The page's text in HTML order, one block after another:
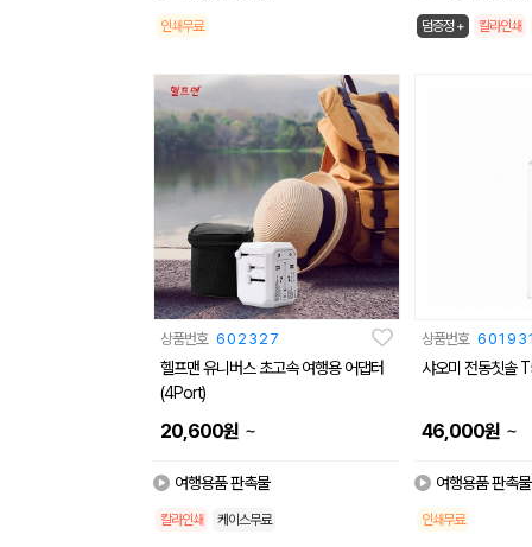
인쇄무료 덤증정 + 칼라인쇄
상품번호 602327
헬프맨 유니버스 초고속 여행용 어댑터
(4Port)
20,600원 ~
여행용품 판촉물
칼라인쇄 케이스무료
상품번호
샤오미 전동칫솔
46,000원 ~
여행용품 판촉물
인쇄무료